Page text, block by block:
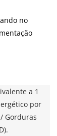
no
a 1
por
Gorduras